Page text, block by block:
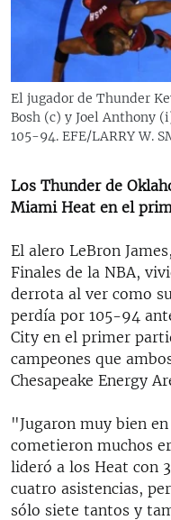
RADIO MARTÍ
ESPECIALES
ESPECIALES
LA REALIDAD DE LA
SER VIEJO EN CUBA
KENTU-CUBANO
LOS SANTOS DE
DESINFORMACIÓN
LA INVASIÓN DE RUSIA
MULTIMEDIA
EDITORIALES
El jugador de Thunder
Bosh (c) y Joel Anthony
105-94. EFE/LARRY W.
Los Thunder de
Miami Heat en el
El alero LeBron
Finales de la NBA,
derrota al ver como
perdía por 105-94
City en el primer
campeones que
Chesapeake Energy
"Jugaron muy bien
cometieron muchos
lideró a los Heat con
cuatro asistencias,
sólo siete tantos y